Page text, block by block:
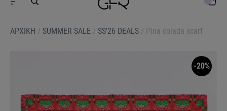
ΑΡΧΙΚΉ / SUMMER SALE / SS'26 DEALS / Pina colada scarf
-20%